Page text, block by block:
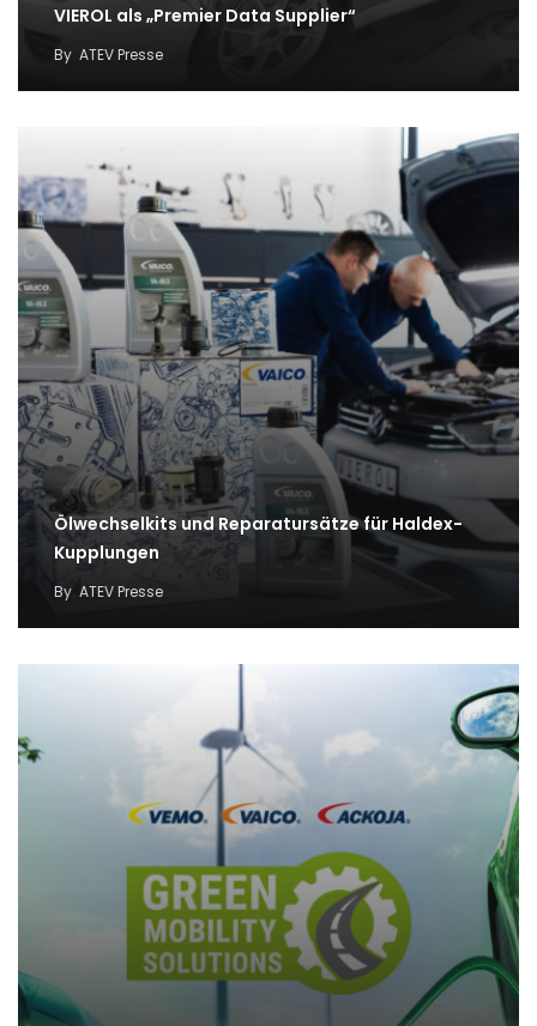
VIEROL als „Premier Data Supplier“
By ATEV Presse
Ölwechselkits und Reparatursätze für Haldex-
Kupplungen
By ATEV Presse